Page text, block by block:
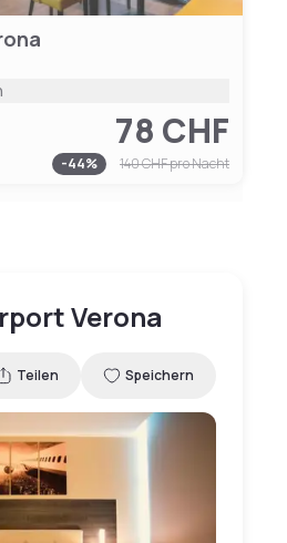
78 CHF
-44% 140 CHFpro Nacht
Verona
Teilen Speichern